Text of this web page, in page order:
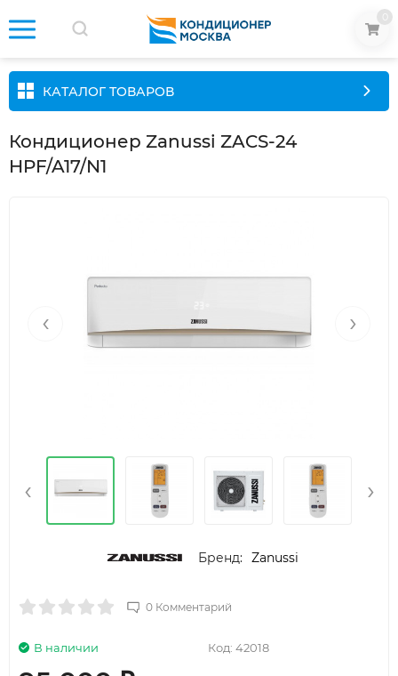
КАТАЛОГ ТОВАРОВ
Кондиционер Zanussi ZACS-24
HPF/A17/N1
‹ ›
‹ ›
Бренд: Zanussi
0 Комментарий
Код: 42018
В наличии